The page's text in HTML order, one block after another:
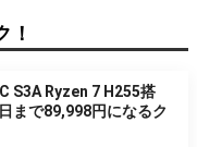
！
S3A Ryzen 7 H255搭
まで89,998円になるク